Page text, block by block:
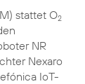
stattet O2
NR
Nexaro
IoT-